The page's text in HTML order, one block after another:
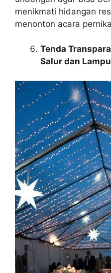
menikmati hidangan
menonton acara
Tenda
Salur dan